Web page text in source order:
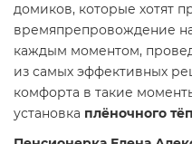
домиков, которые хотят
времяпрепровождение
каждым моментом,
из самых эффективных
комфорта в такие
установка плёночного